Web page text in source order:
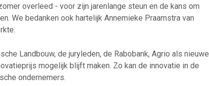
overleed - voor zijn jarenlange steun en de kans om
We bedanken ook hartelijk Annemieke Praamstra van
Landbouw, de juryleden, de Rabobank, Agrio als nieuwe
mogelijk blijft maken. Zo kan de innovatie in de
ondernemers.